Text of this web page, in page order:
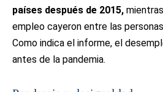
países después de 2015,
empleo cayeron entre las
Como indica el informe, el
antes de la pandemia.